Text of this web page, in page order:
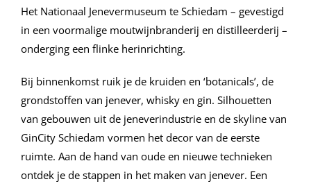
Het Nationaal Jenevermuseum te Schiedam – gevestigd
in een voormalige moutwijnbranderij en distilleerderij –
onderging een flinke herinrichting.
Bij binnenkomst ruik je de kruiden en ‘botanicals’, de
grondstoffen van jenever, whisky en gin. Silhouetten
van gebouwen uit de jeneverindustrie en de skyline van
GinCity Schiedam vormen het decor van de eerste
ruimte. Aan de hand van oude en nieuwe technieken
ontdek je de stappen in het maken van jenever. Een